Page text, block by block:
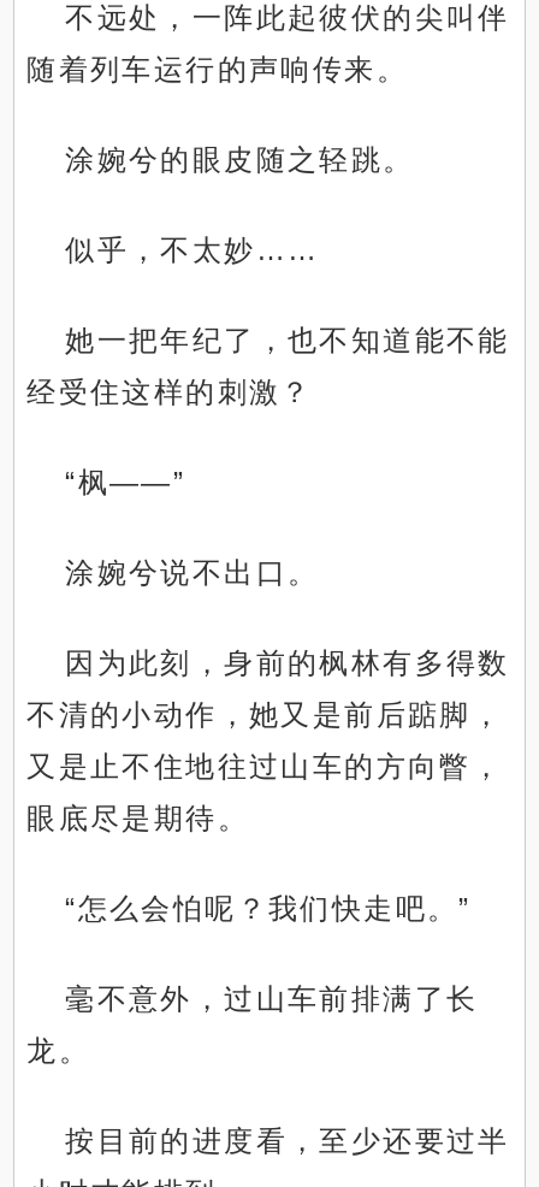
不远处，一阵此起彼伏的尖叫伴
随着列车运行的声响传来。
涂婉兮的眼皮随之轻跳。
似乎，不太妙……
她一把年纪了，也不知道能不能
经受住这样的刺激？
“枫——”
涂婉兮说不出口。
因为此刻，身前的枫林有多得数
不清的小动作，她又是前后踮脚，
又是止不住地往过山车的方向瞥，
眼底尽是期待。
“怎么会怕呢？我们快走吧。”
毫不意外，过山车前排满了长
龙。
按目前的进度看，至少还要过半